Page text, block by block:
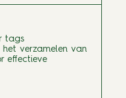
tags
het verzamelen van
effectieve